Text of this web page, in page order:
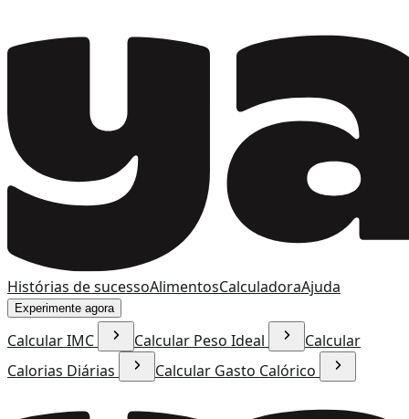
Histórias de sucessoAlimentosCalculadoraAjuda
Experimente agora
Calcular IMC Calcular Peso Ideal
Calcular
Calorias Diárias
Calcular Gasto Calórico